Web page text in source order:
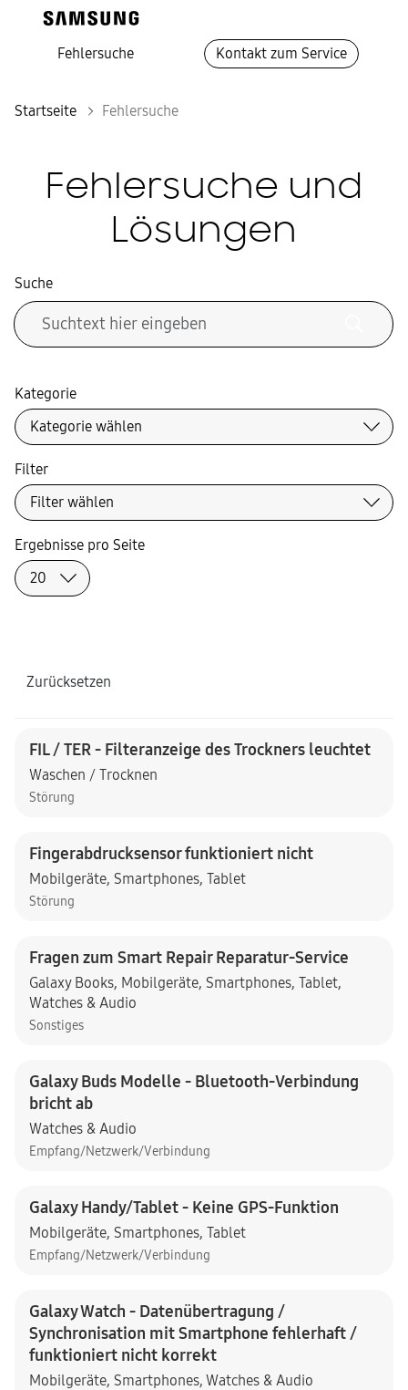
Fehlersuche Kontakt zum Service
Startseite Fehlersuche
Fehlersuche und
Lösungen
Suche
Kategorie
Filter
Zurücksetzen
Ergebnisse pro Seite
FIL / TER - Filteranzeige des Trockners leuchtet
Waschen / Trocknen
Störung
Fingerabdrucksensor funktioniert nicht
Mobilgeräte, Smartphones, Tablet
Störung
Fragen zum Smart Repair Reparatur-Service
Galaxy Books, Mobilgeräte, Smartphones, Tablet,
Watches & Audio
Sonstiges
Galaxy Buds Modelle - Bluetooth-Verbindung
bricht ab
Watches & Audio
Empfang/Netzwerk/Verbindung
Galaxy Handy/Tablet - Keine GPS-Funktion
Mobilgeräte, Smartphones, Tablet
Empfang/Netzwerk/Verbindung
Galaxy Watch - Datenübertragung /
Synchronisation mit Smartphone fehlerhaft /
funktioniert nicht korrekt
Mobilgeräte, Smartphones, Watches & Audio